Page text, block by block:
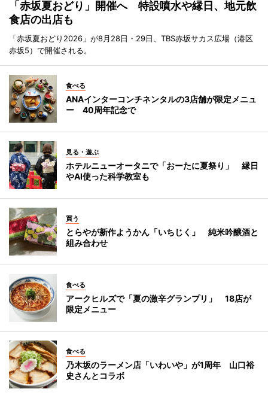
「赤坂夏おどり」開催へ 特設噴水や縁日、地元飲
食店の出店も
「赤坂夏おどり2026」が8月28日・29日、TBS赤坂サカス広場（港区
赤坂5）で開催される。
食べる
ANAインターコンチネンタルの3店舗が限定メニュ
ー 40周年記念で
見る・遊ぶ
ホテルニューオータニで「おーたに夏祭り」 縁日
やAI使った科学教室も
買う
とらやが新作ようかん「いちじく」 純米吟醸酒と
組み合わせ
食べる
アークヒルズで「夏の激辛グランプリ」 18店が
限定メニュー
食べる
乃木坂のラーメン店「いわいや」が1周年 山口裕
史さんとコラボ